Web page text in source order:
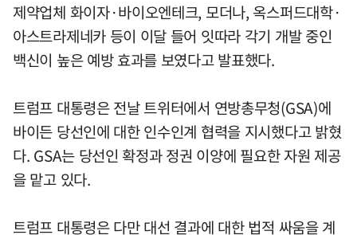
제약업체 화이자·바이오엔테크, 모더나, 옥스퍼드대학·
아스트라제네카 등이 이달 들어 잇따라 각기 개발 중인
백신이 높은 예방 효과를 보였다고 발표했다.
트럼프 대통령은 전날 트위터에서 연방총무청(GSA)에
바이든 당선인에 대한 인수인계 협력을 지시했다고 밝혔
다. GSA는 당선인 확정과 정권 이양에 필요한 자원 제공
을 맡고 있다.
트럼프 대통령은 다만 대선 결과에 대한 법적 싸움을 계